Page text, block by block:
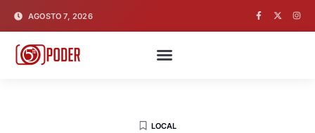
AGOSTO 7, 2026
LOCAL